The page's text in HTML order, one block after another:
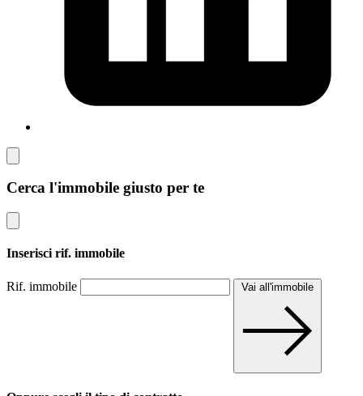
Cerca l'immobile giusto per te
Inserisci rif. immobile
Rif. immobile Vai all'immobile